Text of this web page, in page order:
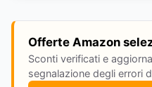
Offerte Amazon
Sconti verificati e
segnalazione degli errori